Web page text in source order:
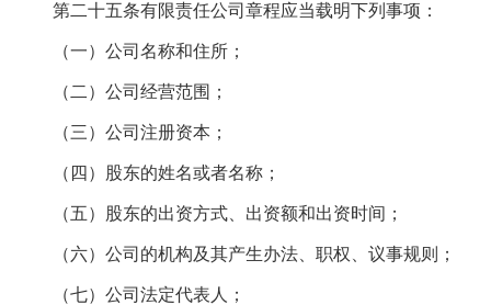
第二十五条有限责任公司章程应当载明下列事项：
（一）公司名称和住所；
（二）公司经营范围；
（三）公司注册资本；
（四）股东的姓名或者名称；
（五）股东的出资方式、出资额和出资时间；
（六）公司的机构及其产生办法、职权、议事规则；
（七）公司法定代表人；